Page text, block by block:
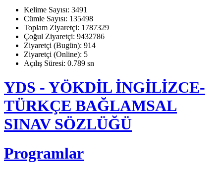
Kelime Sayısı: 3491
Cümle Sayısı: 135498
Toplam Ziyaretçi: 1787329
Çoğul Ziyaretçi: 9432786
Ziyaretçi (Bugün): 914
Ziyaretçi (Online): 5
Açılış Süresi: 0.789 sn
YDS - YÖKDİL İNGİLİZCE-
TÜRKÇE BAĞLAMSAL
SINAV SÖZLÜĞÜ
Programlar